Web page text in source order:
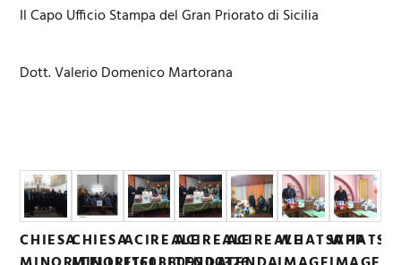
Il Capo Ufficio Stampa del Gran Priorato di Sicilia
Dott. Valerio Domenico Martorana
CHIESACHIESAACIREALEACIREALEACIREALEWHATSAPP